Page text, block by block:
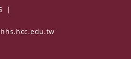
|